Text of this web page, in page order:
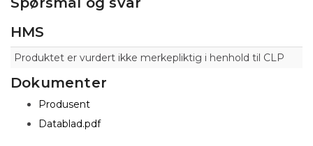
HMS
Produktet er vurdert ikke merkepliktig i henhold til CLP
Dokumenter
Produsent
Datablad.pdf